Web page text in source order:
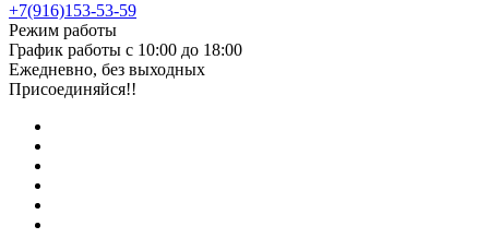
+7(916)153-53-59
Режим работы
График работы с 10:00 до 18:00
Ежедневно, без выходных
Присоединяйся!!